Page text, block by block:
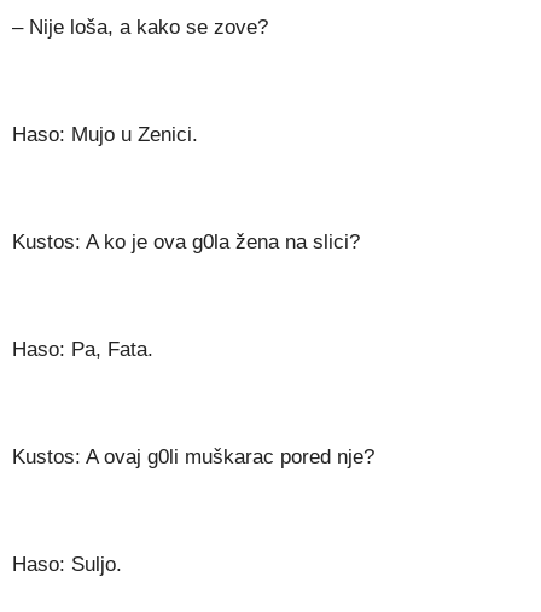
– Nije loša, a kako se zove?
Haso: Mujo u Zenici.
Kustos: A ko je ova g0la žena na slici?
Haso: Pa, Fata.
Kustos: A ovaj g0li muškarac pored nje?
Haso: Suljo.